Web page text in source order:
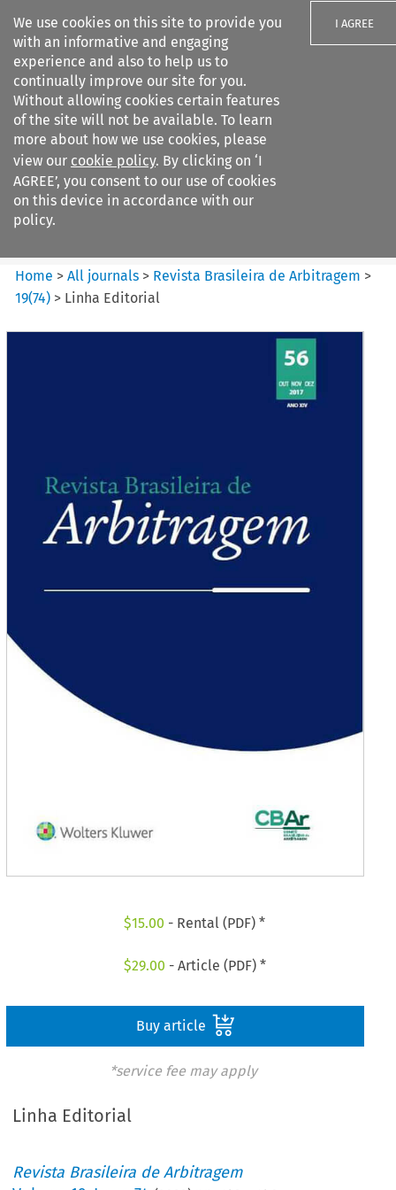
We use cookies on this site to provide you
with an informative and engaging
experience and also to help us to
continually improve our site for you.
Without allowing cookies certain features
of the site will not be available. To learn
more about how we use cookies, please
view our cookie policy. By clicking on ‘I
AGREE’, you consent to our use of cookies
on this device in accordance with our
policy.
I AGREE
Search filters
Revista Brasileira de
Arbitragem
Home >All journals > Revista Brasileira de Arbitragem >
19(74) > Linha Editorial
$15.00 - Rental (PDF) *
$29.00 - Article (PDF) *
Buy article
*service fee may apply
Linha Editorial
Revista Brasileira de Arbitragem